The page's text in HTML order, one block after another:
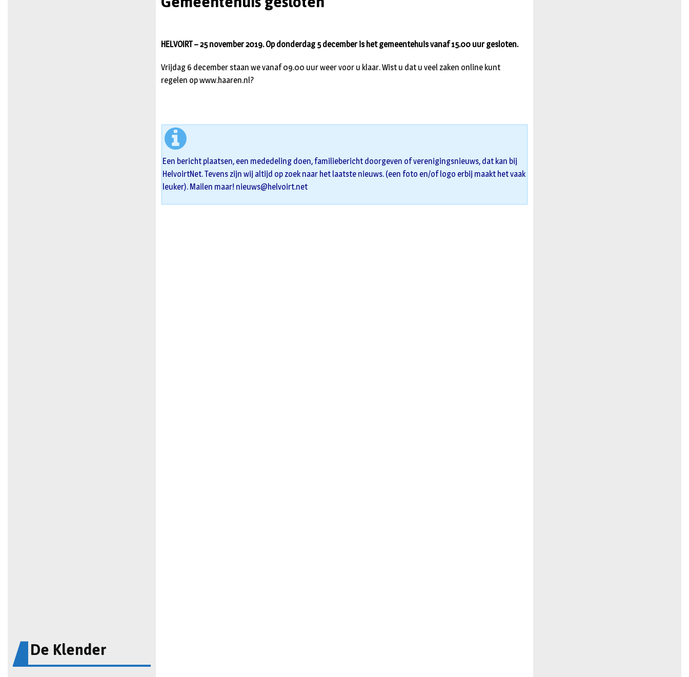
De Klender
HELVOIRT – 25 november 2019. Op donderdag 5 december is het gemeentehuis vanaf 15.00 uur gesloten.
Vrijdag 6 december staan we vanaf 09.00 uur weer voor u klaar. Wist u dat u veel zaken online kunt
regelen op www.haaren.nl?
Een bericht plaatsen, een mededeling doen, familiebericht doorgeven of verenigingsnieuws, dat kan bij
HelvoirtNet. Tevens zijn wij altijd op zoek naar het laatste nieuws. (een foto en/of logo erbij maakt het vaak
leuker). Mailen maar! nieuws@helvoirt.net